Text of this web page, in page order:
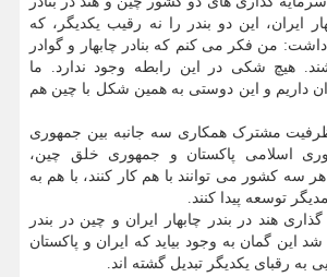
ایران، این دو بندر را نه رقیب یکدیگر، که
من فکر می کنم که بنادر چابهار و گوادر
هیچ شکی در این رابطه وجود ندارد. ما
داریم و این دوستی به همین شکل با چین هم
مشترک همکاری سه جانبه بین جمهوری
اسلامی پاکستان و جمهوری خلق چین،
سه کشور می توانند با هم کار کنند، با هم به
توسعه پیدا کنند.
هند در بندر چابهار ایران و چین در بندر
این گمان به وجود بیاید که ایران و پاکستان
به رقبای یکدیگر تبدیل گشته اند.